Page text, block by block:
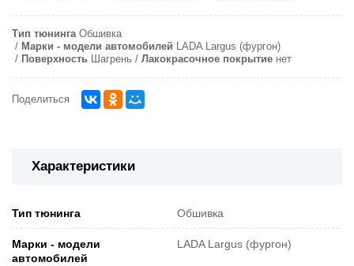
Тип тюнинга Обшивка
Марки - модели автомобилей LADA Largus (фургон)
Поверхность Шагрень Лакокрасочное покрытие нет
Поделиться
Характеристики
Тип тюнинга Обшивка
Марки - модели
автомобилей
LADA Largus (фургон)